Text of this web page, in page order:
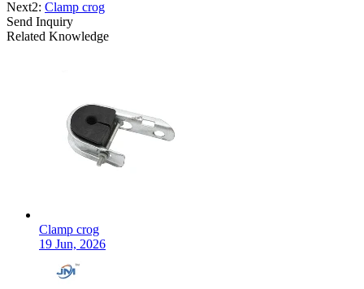
Next2: Clamp crog
Send Inquiry
Related Knowledge
Clamp crog
19 Jun, 2026